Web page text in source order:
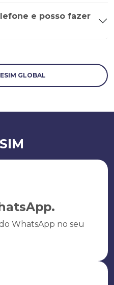
e posso fazer
GLOBAL
WhatsApp no seu